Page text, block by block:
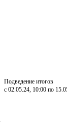
Подведение итогов
с 02.05.24, 10:00 по